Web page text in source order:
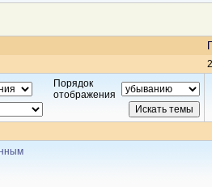
Порядок
отображения